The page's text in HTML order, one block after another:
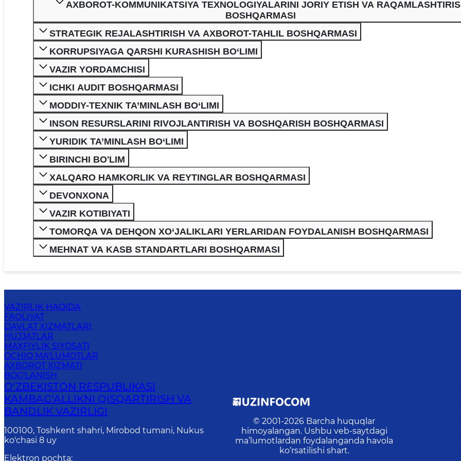
AXBOROT-KOMMUNIKATSIYA TEXNOLOGIYALARINI JORIY ETISH VA
BOSHQARMASI
STRATEGIK REJALASHTIRISH VA AXBOROT-TAHLIL BOSHQARMASI
KORRUPSIYAGA QARSHI KURASHISH BO‘LIMI
VAZIR YORDAMCHISI
ICHKI AUDIT BOSHQARMASI
MODDIY-TEXNIK TA’MINLASH BO‘LIMI
INSON RESURSLARINI RIVOJLANTIRISH VA BOSHQARISH BOSHQARMASI
YURIDIK TA’MINLASH BO‘LIMI
BIRINCHI BO'LIM
XALQARO HAMKORLIK VA REYTINGLAR BOSHQARMASI
DEVONXONA
VAZIR KOTIBIYATI
TOMORQA VA DEHQON XO‘JALIKLARI YERLARIDAN FOYDALANISH BOSHQARMASI
MEHNAT VA KASB STANDARTLARI BOSHQARMASI
VAZIRLIK HAQIDA
FAOLIYAT
DAVLAT XIZMATLARI
HUJJATLAR
MAXFIYLIK SIYOSATI
OCHIQ MA'LUMOTLAR
AXBOROT XIZMATI
BOG'LANISH
O‘ZBEKISTON RESPUBLIKASI
KAMBAG‘ALLIKNI QISQARTIRISH VA
BANDLIK VAZIRLIGI
100100, Toshkent shahri, Mirobod tumani, Nukus
ko'chasi 8 uy
Elektron pochta:
© 2001-2026 Barcha huquqlar
himoyalangan. Ushbu veb-saytdagi
ma’lumotlardan foydalanganda havola
ko‘rsatilishi shart.